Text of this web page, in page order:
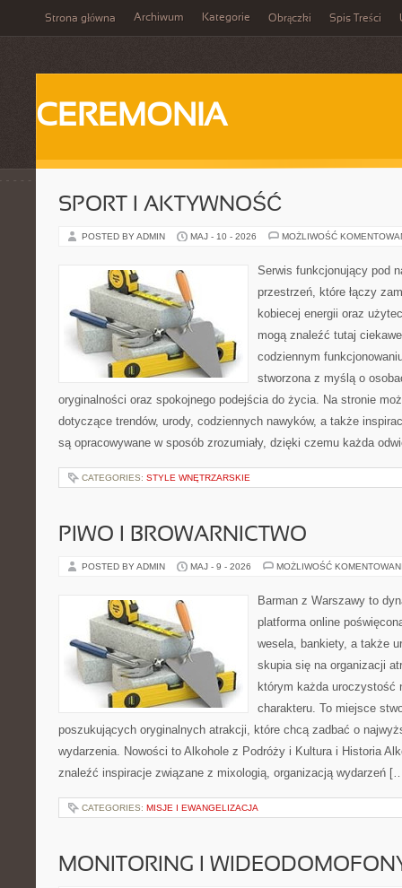
Strona główna Archiwum Kategorie Obrączki Spis Treści
CEREMONIA
SPORT I AKTYWNOŚĆ
POSTED BY ADMIN MAJ - 10 - 2026 MOŻLIWOŚĆ
Serwis funkcjonujący pod
przestrzeń, które łączy
kobiecej energii oraz
mogą znaleźć tutaj
codziennym
stworzona z myślą o
oryginalności oraz spokojnego podejścia do życia. Na stronie
dotyczące trendów, urody, codziennych nawyków, a także
są opracowywane w sposób zrozumiały, dzięki czemu każda
CATEGORIES: STYLE WNĘTRZARSKIE
PIWO I BROWARNICTWO
POSTED BY ADMIN MAJ - 9 - 2026 MOŻLIWOŚĆ
Barman z Warszawy to
platforma online
wesela, bankiety, a także
skupia się na organizacji
którym każda uroczystość
charakteru. To miejsce
poszukujących oryginalnych atrakcji, które chcą zadbać o
wydarzenia. Nowości to Alkohole z Podróży i Kultura i Historia
znaleźć inspiracje związane z mixologią, organizacją wydarzeń
CATEGORIES: MISJE I EWANGELIZACJA
MONITORING I